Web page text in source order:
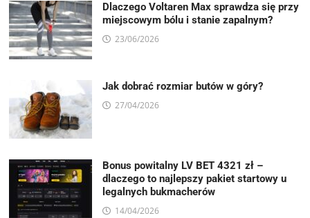
Dlaczego Voltaren Max sprawdza się przy
miejscowym bólu i stanie zapalnym?
23/06/2026
Jak dobrać rozmiar butów w góry?
27/04/2026
Bonus powitalny LV BET 4321 zł –
dlaczego to najlepszy pakiet startowy u
legalnych bukmacherów
14/04/2026